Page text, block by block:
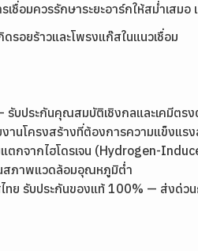
ชื่อมควรรักษาระยะอาร์กให้สม่ำเสมอ
รอยร้าวและโพรงแก๊สในแนวเชื่อม
บประกันคุณสมบัติเชิงกลและเคมีตร
นโครงสร้างที่ต้องการความแข็งแร
กจากไฮโดรเจน (Hydrogen-
สภาพแวดล้อมอุณหภูมิต่ำ
ทย รับประกันของแท้ 100% — ส่งด่ว